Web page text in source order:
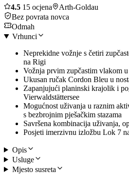
4.5 15 ocjena
Arth-Goldau
Bez povrata novca
Odmah
Vrhunci
Neprekidne vožnje s četiri
na Rigi
Vožnja prvim zupčastim vlakom
Ukusan ručak Cordon Bleu u
Zapanjujući planinski krajolik i
Vierwaldstättersee
Mogućnost uživanja u raznim
s bezbrojnim pješačkim stazama
Savršena kombinacija uživanja,
Posjeti imerzivnu izložbu Lok 7
Opis
Usluge
Mjesto susreta